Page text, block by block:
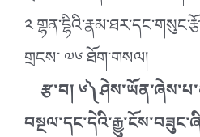
༢
གྲངས་ ༧༦ ཐོག་གསལ།
རྩ་བ།